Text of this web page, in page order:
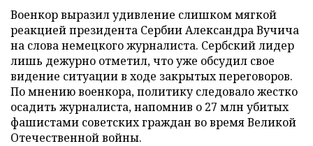
Военкор выразил удивление слишком мягкой
реакцией президента Сербии Александра Вучича
на слова немецкого журналиста. Сербский лидер
лишь дежурно отметил, что уже обсудил свое
видение ситуации в ходе закрытых переговоров.
По мнению военкора, политику следовало жестко
осадить журналиста, напомнив о 27 млн убитых
фашистами советских граждан во время Великой
Отечественной войны.